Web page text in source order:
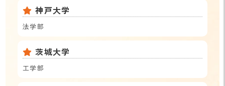
神戸大学
法学部
茨城大学
工学部